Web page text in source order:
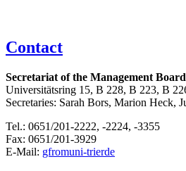
Contact
Secretariat of the Management Board
Universitätsring 15, B 228, B 223, B
Secretaries: Sarah Bors, Marion Heck,
Tel.: 0651/201-2222, -2224, -3355
Fax: 0651/201-3929
E-Mail: gfromuni-trierde